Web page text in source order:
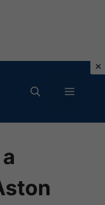
MENU